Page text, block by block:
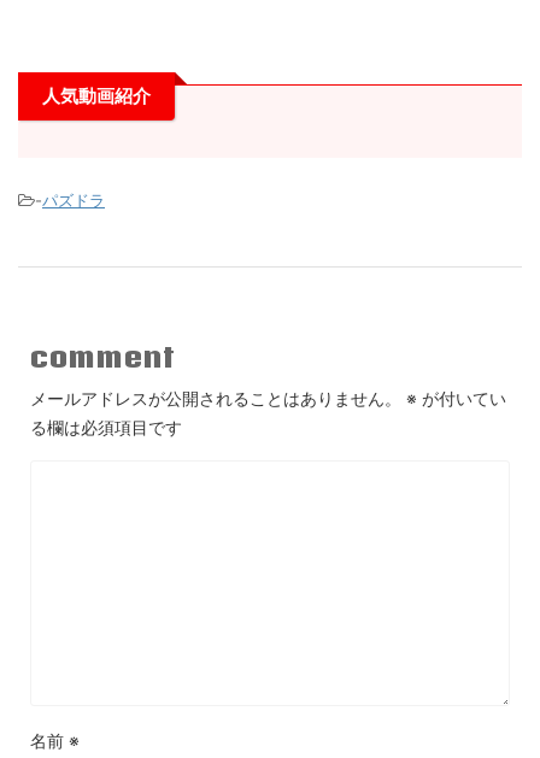
人気動画紹介
-パズドラ
comment
メールアドレスが公開されることはありません。 ※ が付いてい
る欄は必須項目です
名前 ※